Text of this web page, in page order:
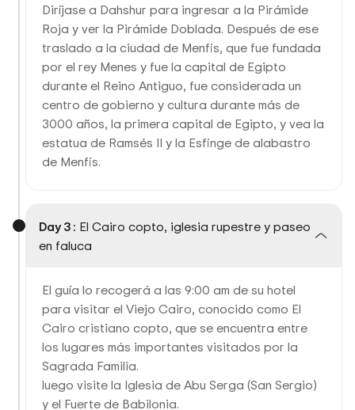
Diríjase a Dahshur para ingresar a la Pirámide
Roja y ver la Pirámide Doblada. Después de ese
traslado a la ciudad de Menfis, que fue fundada
por el rey Menes y fue la capital de Egipto
durante el Reino Antiguo, fue considerada un
centro de gobierno y cultura durante más de
3000 años, la primera capital de Egipto, y vea la
estatua de Ramsés II y la Esfinge de alabastro
de Menfis.
Day 3 : El Cairo copto, iglesia rupestre y paseo
en faluca
El guía lo recogerá a las 9:00 am de su hotel
para visitar el Viejo Cairo, conocido como El
Cairo cristiano copto, que se encuentra entre
los lugares más importantes visitados por la
Sagrada Familia.
luego visite la Iglesia de Abu Serga (San Sergio)
y el Fuerte de Babilonia.